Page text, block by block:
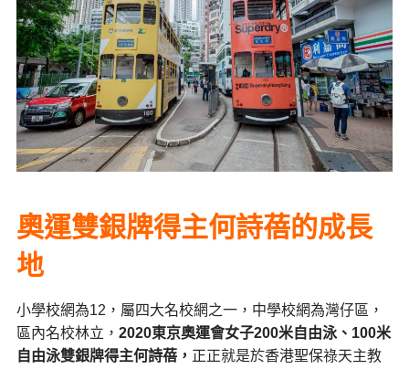
奧運雙銀牌得主何詩蓓的成長
地
小學校網為12，屬四大名校網之一， 中學校網為灣仔區，
區內名校林立， 2020東京奧運會女子200米自由泳、 100米
自由泳雙銀牌得主何詩蓓， 正正就是於香港聖保祿天主教